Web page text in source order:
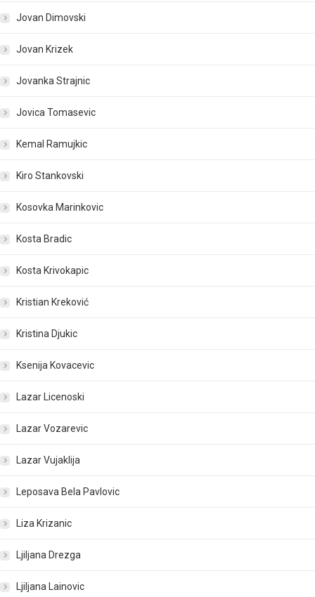
Jovan Dimovski
Jovan Krizek
Jovanka Strajnic
Jovica Tomasevic
Kemal Ramujkic
Kiro Stankovski
Kosovka Marinkovic
Kosta Bradic
Kosta Krivokapic
Kristian Kreković
Kristina Djukic
Ksenija Kovacevic
Lazar Licenoski
Lazar Vozarevic
Lazar Vujaklija
Leposava Bela Pavlovic
Liza Krizanic
Ljiljana Drezga
Ljiljana Lainovic